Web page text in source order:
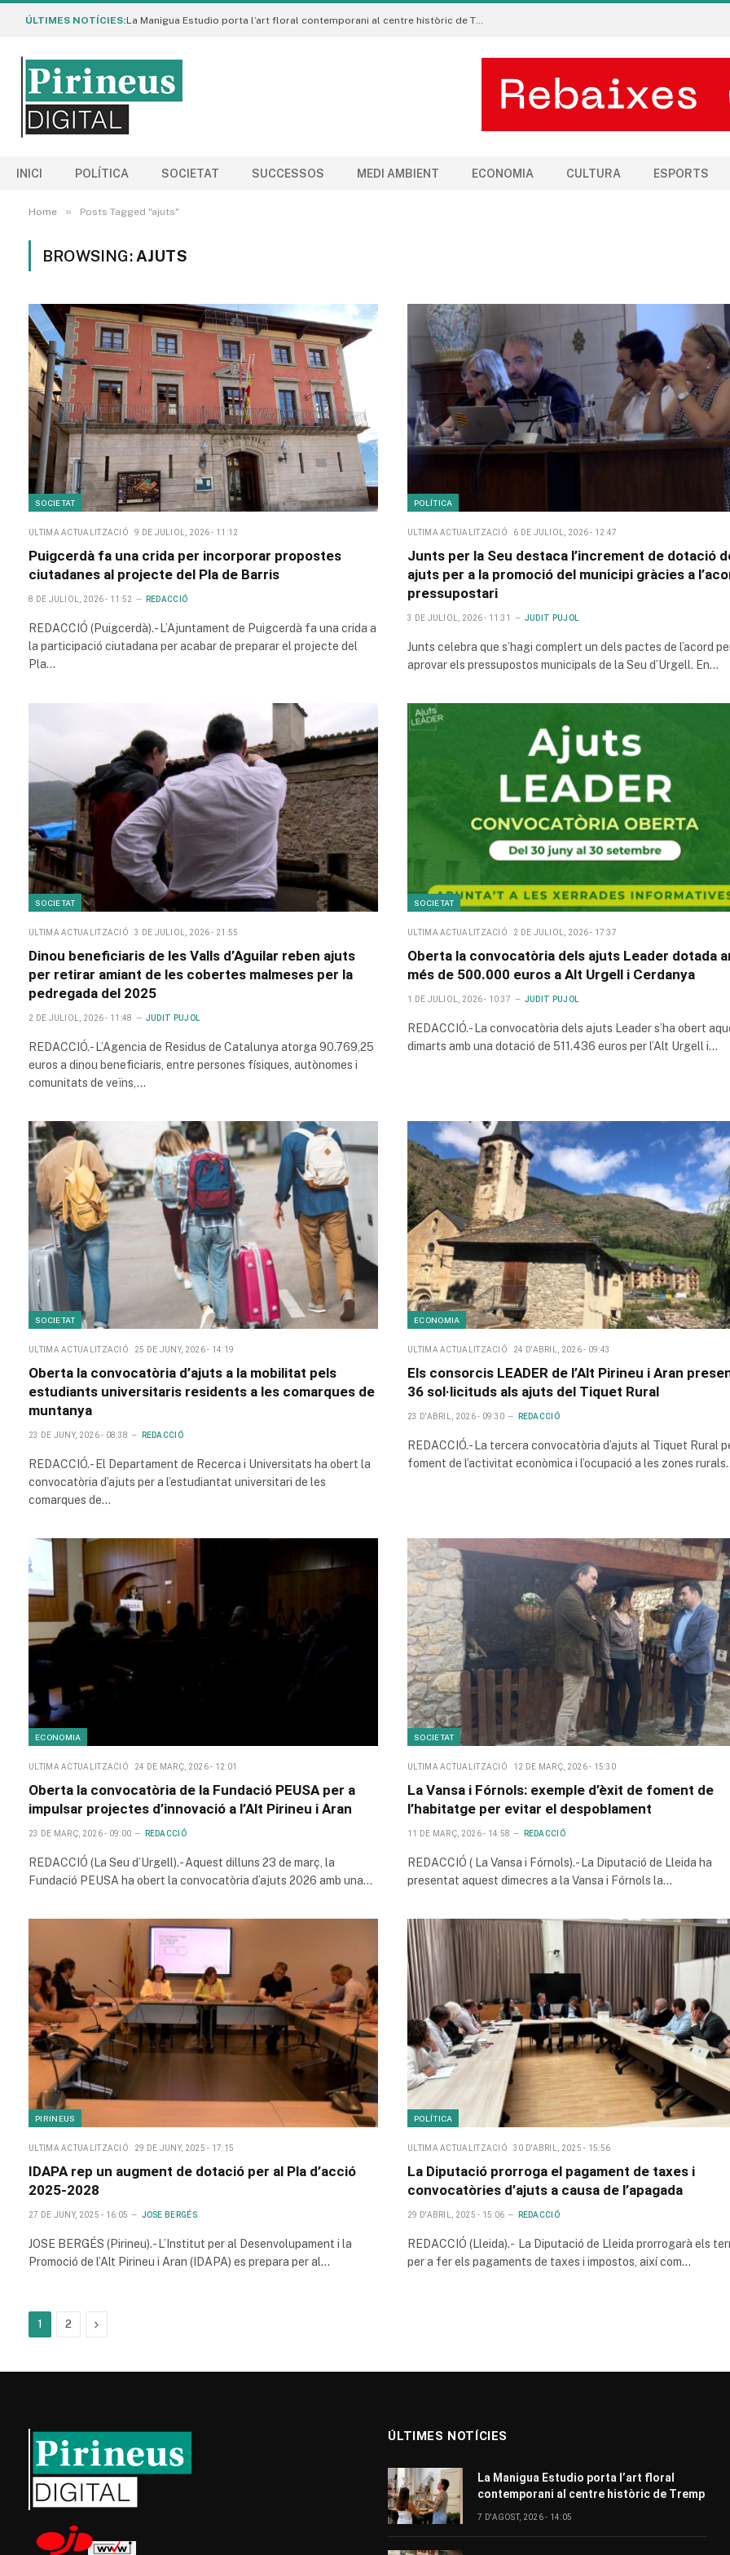
ÚLTIMES NOTÍCIES: La Manigua Estudio porta l’art floral contemporani al centre històric de Tremp
INICI POLÍTICA SOCIETAT SUCCESSOS MEDI AMBIENT ECONOMIA CULTURA ESPORTS
Home » Posts Tagged "ajuts"
BROWSING: AJUTS
SOCIETAT
ULTIMA ACTUALITZACIÓ 9 DE JULIOL, 2026 - 11:12
Puigcerdà fa una crida per incorporar propostes
ciutadanes al projecte del Pla de Barris
8 DE JULIOL, 2026 - 11:52 REDACCIÓ
REDACCIÓ (Puigcerdà).- L’Ajuntament de Puigcerdà fa una crida a
la participació ciutadana per acabar de preparar el projecte del
Pla…
POLÍTICA
ULTIMA ACTUALITZACIÓ 6 DE JULIOL, 2026 - 12:47
Junts per la Seu destaca l’increment de dotació
ajuts per a la promoció del municipi gràcies a
pressupostari
3 DE JULIOL, 2026 - 11:31 JUDIT PUJOL
Junts celebra que s’hagi complert un dels pactes de l’acord
aprovar els pressupostos municipals de la Seu d’Urgell. En…
SOCIETAT
ULTIMA ACTUALITZACIÓ 3 DE JULIOL, 2026 - 21:55
Dinou beneficiaris de les Valls d’Aguilar reben ajuts
per retirar amiant de les cobertes malmeses per la
pedregada del 2025
2 DE JULIOL, 2026 - 11:48 JUDIT PUJOL
REDACCIÓ.- L’Agencia de Residus de Catalunya atorga 90.769,25
euros a dinou beneficiaris, entre persones físiques, autònomes i
comunitats de veïns,…
SOCIETAT
ULTIMA ACTUALITZACIÓ 2 DE JULIOL, 2026 - 17:37
Oberta la convocatòria dels ajuts Leader dotada
més de 500.000 euros a Alt Urgell i Cerdanya
1 DE JULIOL, 2026 - 10:37 JUDIT PUJOL
REDACCIÓ.- La convocatòria dels ajuts Leader s’ha obert
dimarts amb una dotació de 511.436 euros per l’Alt Urgell i…
SOCIETAT
ULTIMA ACTUALITZACIÓ 25 DE JUNY, 2026 - 14:19
Oberta la convocatòria d’ajuts a la mobilitat pels
estudiants universitaris residents a les comarques de
muntanya
23 DE JUNY, 2026 - 08:38 REDACCIÓ
REDACCIÓ.- El Departament de Recerca i Universitats ha obert la
convocatòria d’ajuts per a l’estudiantat universitari de les
comarques de…
ECONOMIA
ULTIMA ACTUALITZACIÓ 24 D'ABRIL, 2026 - 09:43
Els consorcis LEADER de l’Alt Pirineu i Aran
36 sol·licituds als ajuts del Tiquet Rural
23 D'ABRIL, 2026 - 09:30 REDACCIÓ
REDACCIÓ.- La tercera convocatòria d’ajuts al Tiquet Rural
foment de l’activitat econòmica i l’ocupació a les zones
ECONOMIA
ULTIMA ACTUALITZACIÓ 24 DE MARÇ, 2026 - 12:01
Oberta la convocatòria de la Fundació PEUSA per a
impulsar projectes d’innovació a l’Alt Pirineu i Aran
23 DE MARÇ, 2026 - 09:00 REDACCIÓ
REDACCIÓ (La Seu d’Urgell).- Aquest dilluns 23 de març, la
Fundació PEUSA ha obert la convocatòria d’ajuts 2026 amb una…
SOCIETAT
ULTIMA ACTUALITZACIÓ 12 DE MARÇ, 2026 - 15:30
La Vansa i Fórnols: exemple d’èxit de foment de
l’habitatge per evitar el despoblament
11 DE MARÇ, 2026 - 14:58 REDACCIÓ
REDACCIÓ ( La Vansa i Fórnols).- La Diputació de Lleida ha
presentat aquest dimecres a la Vansa i Fórnols la…
PIRINEUS
ULTIMA ACTUALITZACIÓ 29 DE JUNY, 2025 - 17:15
IDAPA rep un augment de dotació per al Pla d’acció
2025-2028
27 DE JUNY, 2025 - 16:05 JOSE BERGÉS
JOSE BERGÉS (Pirineu).- L’Institut per al Desenvolupament i la
Promoció de l’Alt Pirineu i Aran (IDAPA) es prepara per al…
POLÍTICA
ULTIMA ACTUALITZACIÓ 30 D'ABRIL, 2025 - 15:56
La Diputació prorroga el pagament de taxes i
convocatòries d’ajuts a causa de l’apagada
29 D'ABRIL, 2025 - 15:06 REDACCIÓ
REDACCIÓ (Lleida).- La Diputació de Lleida prorrogarà els
per a fer els pagaments de taxes i impostos, així com…
1 2 Next
ÚLTIMES NOTÍCIES
La Manigua Estudio porta l’art floral
contemporani al centre històric de Tremp
7 D'AGOST, 2026 - 14:05